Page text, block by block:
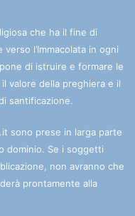
che ha il fine di
verso l’Immacolata in ogni
di istruire e formare le
valore della preghiera e il
santificazione.
sono prese in larga parte
dominio. Se i soggetti
non avranno che
prontamente alla